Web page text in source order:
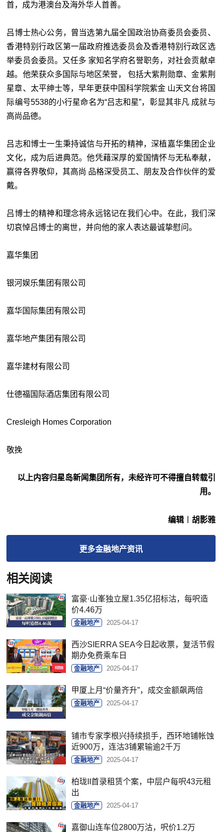
首，成为港澳台及海外华人首善。
吕博士热心公务，曾当选第九届全国政治协商委员会委员、
香港特别行政区第一届政府推选委员会及香港特别行政区选
举委员会委员。又任多 家知名学府名誉职务，对社会贡献卓
越。他荣获众多国际与地区荣誉， 包括大紫荆勋章、金紫荆
星章、太平绅士等，早年更获中国科学院紫金 山天文台将国
际编号5538的小行星命名为“吕志和星”，彰显其非凡 成就与
高尚品德。
吕志和博士一生秉持诚信与开拓的精神，深植嘉华集团企业
文化，成为后进典范。他凭藉深厚的爱国情怀与无私奉献，
赢得各界敬仰，其高尚 品格深受员工、朋友及合作伙伴的爱
戴。
吕博士的精神和理念将永远铭记在我们心中。在此，我们深
切哀悼吕博士的离世，并向他的家人表达最诚挚慰问。
嘉华集团
银河娱乐集团有限公司
嘉华国际集团有限公司
嘉华地产集团有限公司
嘉华建材有限公司
仕德福国际酒店集团有限公司
Cresleigh Homes Corporation
敬挽
以上内容归星岛新闻集团所有，未经许可不得擅自转载引
用。
编辑︱胡影雅
更多金融地产资讯
相关阅读
富豪·山峯独立屋1.35亿招标沽，每呎造
价4.46万
金融地产 2025-04-17
西沙SIERRA SEA今日起收票，复活节假
期办免费乘车日
金融地产 2025-04-17
甲厦上月“价量齐升”，成交金额飙两倍
金融地产 2025-04-17
铺市专家李根兴持续损手，西环地铺帐蚀
近900万，连沽3铺累输逾2千万
金融地产 2025-04-17
柏珑II首录租赁个案，中层户每呎43元租
出
金融地产 2025-04-17
嘉御山连车位2800万沽，呎价1.2万